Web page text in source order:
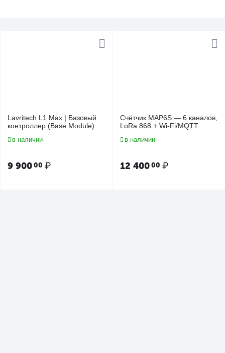
Lavritech L1 Max | Базовый
контроллер (Base Module)
в наличии
9 90000 ₽
Счётчик MAP6S — 6 каналов,
LoRa 868 + Wi-Fi/MQTT
в наличии
12 40000 ₽